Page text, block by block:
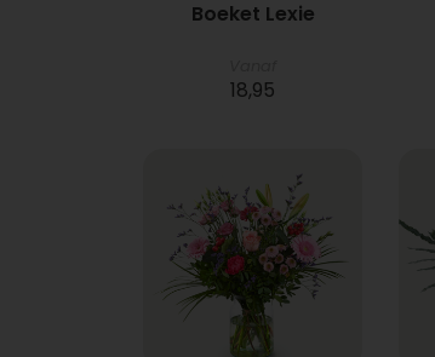
Boeket Lexie
18,95